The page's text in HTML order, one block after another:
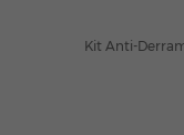
Kit Anti-